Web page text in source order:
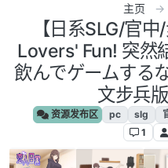
主页
【日系SLG/官
Lovers' Fun! 突然
飲んでゲームする
文步兵
资源发布区 pc slg
1